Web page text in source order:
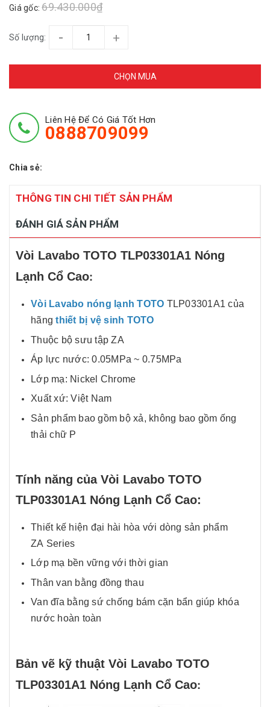
Giá gốc:69.430.000₫
Số lượng: - +
CHỌN MUA
Liên Hệ Để Có Giá Tốt Hơn
0888709099
Chia sẻ:
THÔNG TIN CHI TIẾT SẢN PHẨM
ĐÁNH GIÁ SẢN PHẨM
Vòi Lavabo TOTO TLP03301A1 Nóng
Lạnh Cổ Cao:
Vòi Lavabo nóng lạnh TOTO TLP03301A1 của
hãngthiết bị vệ sinh TOTO
Thuộc bộ sưu tập ZA
Áp lực nước: 0.05MPa ~ 0.75MPa
Lớp mạ: Nickel Chrome
Xuất xứ: Việt Nam
Sản phẩm bao gồm bộ xả, không bao gồm ống
thải chữ P
Tính năng của Vòi Lavabo TOTO
TLP03301A1 Nóng Lạnh Cổ Cao:
Thiết kế hiện đại hài hòa với dòng sản phẩm
ZA Series
Lớp mạ bền vững với thời gian
Thân van bằng đồng thau
Van đĩa bằng sứ chống bám cặn bẩn giúp khóa
nước hoàn toàn
Bản vẽ kỹ thuật Vòi Lavabo TOTO
TLP03301A1 Nóng Lạnh Cổ Cao: